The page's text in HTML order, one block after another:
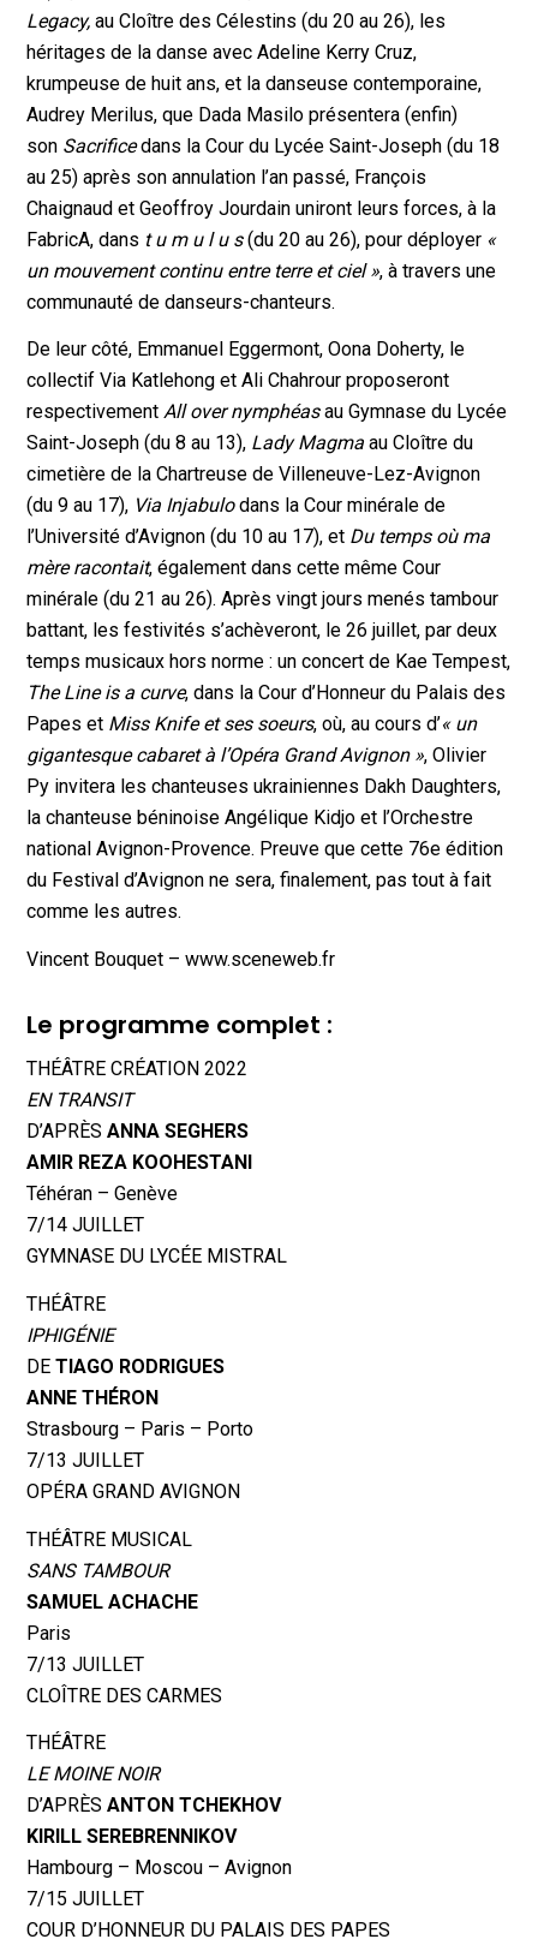
Legacy, au Cloître des Célestins (du 20 au 26), les
héritages de la danse avec Adeline Kerry Cruz,
krumpeuse de huit ans, et la danseuse contemporaine,
Audrey Merilus, que Dada Masilo présentera (enfin)
son Sacrificedans la Cour du Lycée Saint-Joseph (du 18
au 25) après son annulation l’an passé, François
Chaignaud et Geoffroy Jourdain uniront leurs forces, à la
FabricA, dans t u m u l u s(du 20 au 26), pour déployer «
un mouvement continu entre terre et ciel », à travers une
communauté de danseurs-chanteurs.
De leur côté, Emmanuel Eggermont, Oona Doherty, le
collectif Via Katlehong et Ali Chahrour proposeront
respectivementAll over nymphéasau Gymnase du Lycée
Saint-Joseph (du 8 au 13), Lady Magma au Cloître du
cimetière de la Chartreuse de Villeneuve-Lez-Avignon
(du 9 au 17), Via Injabulodans la Cour minérale de
l’Université d’Avignon (du 10 au 17), et Du temps où ma
mère racontait, également dans cette même Cour
minérale (du 21 au 26). Après vingt jours menés tambour
battant, les festivités s’achèveront, le 26 juillet, par deux
temps musicaux hors norme : un concert de Kae Tempest,
The Line is a curve, dans la Cour d’Honneur du Palais des
Papes et Miss Knife et ses soeurs, où, au cours d’« un
gigantesque cabaret à l’Opéra Grand Avignon », Olivier
Py invitera les chanteuses ukrainiennes Dakh Daughters,
la chanteuse béninoise Angélique Kidjo et l’Orchestre
national Avignon-Provence. Preuve que cette 76e édition
du Festival d’Avignon ne sera, finalement, pas tout à fait
comme les autres.
Vincent Bouquet – www.sceneweb.fr
Le programme complet :
THÉÂTRE CRÉATION 2022
EN TRANSIT
D’APRÈSANNA SEGHERS
AMIR REZA KOOHESTANI
Téhéran – Genève
7/14 JUILLET
GYMNASE DU LYCÉE MISTRAL
THÉÂTRE
IPHIGÉNIE
DETIAGO RODRIGUES
ANNE THÉRON
Strasbourg – Paris – Porto
7/13 JUILLET
OPÉRA GRAND AVIGNON
THÉÂTRE MUSICAL
SANS TAMBOUR
SAMUEL ACHACHE
Paris
7/13 JUILLET
CLOÎTRE DES CARMES
THÉÂTRE
LE MOINE NOIR
D’APRÈSANTON TCHEKHOV
KIRILL SEREBRENNIKOV
Hambourg – Moscou – Avignon
7/15 JUILLET
COUR D’HONNEUR DU PALAIS DES PAPES